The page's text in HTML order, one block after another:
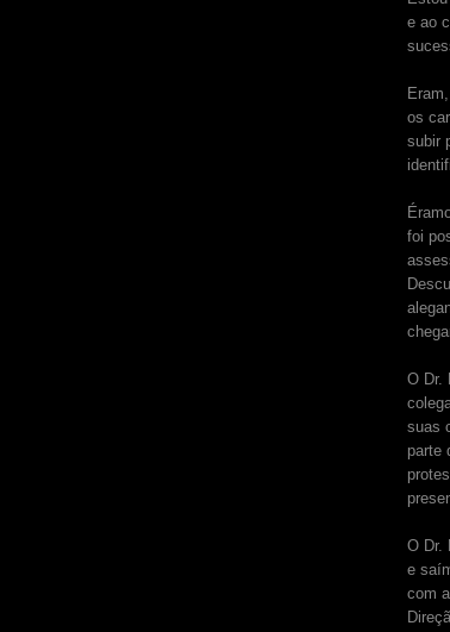
e ao
os
subir
foi
O Dr.
suas
parte
O Dr.
e
com